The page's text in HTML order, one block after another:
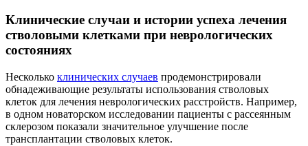
Клинические случаи и истории успеха лечения
стволовыми клетками при неврологических
состояниях
Несколько клинических случаев продемонстрировали
обнадеживающие результаты использования стволовых
клеток для лечения неврологических расстройств. Например,
в одном новаторском исследовании пациенты с рассеянным
склерозом показали значительное улучшение после
трансплантации стволовых клеток.